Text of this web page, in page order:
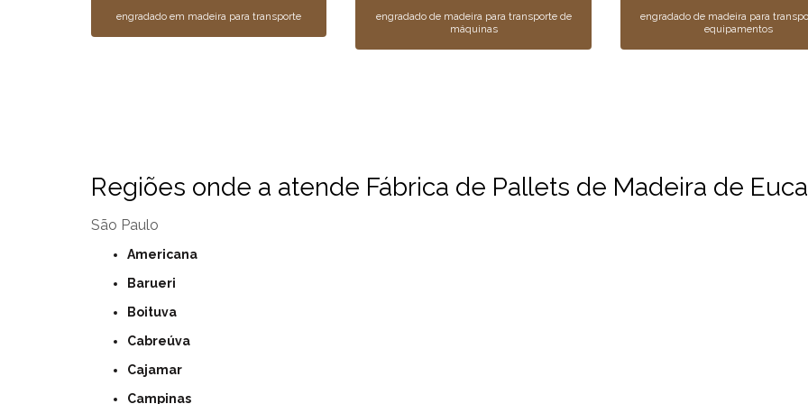
engradado em madeira para transporte
engradado de madeira para transporte de
máquinas
engradado de madeira para
equipamentos
Regiões onde a atende Fábrica de Pallets de Madeira de
São Paulo
Americana
Barueri
Boituva
Cabreúva
Cajamar
Campinas